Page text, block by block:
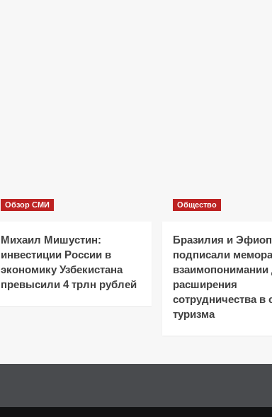
Обзор СМИ
Михаил Мишустин:
инвестиции России в
экономику Узбекистана
превысили 4 трлн рублей
Общество
Бразилия и
подписали
взаимопонимании
расширения
сотрудничества в
туризма